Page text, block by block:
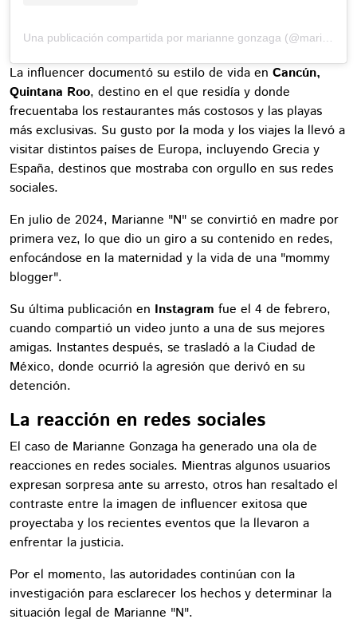
La influencer documentó su estilo de vida en Cancún,
Quintana Roo, destino en el que residía y donde
frecuentaba los restaurantes más costosos y las playas
más exclusivas. Su gusto por la moda y los viajes la llevó a
visitar distintos países de Europa, incluyendo Grecia y
España, destinos que mostraba con orgullo en sus redes
sociales.
En julio de 2024, Marianne "N" se convirtió en madre por
primera vez, lo que dio un giro a su contenido en redes,
enfocándose en la maternidad y la vida de una "mommy
blogger".
Su última publicación en Instagram fue el 4 de febrero,
cuando compartió un video junto a una de sus mejores
amigas. Instantes después, se trasladó a la Ciudad de
México, donde ocurrió la agresión que derivó en su
detención.
La reacción en redes sociales
El caso de Marianne Gonzaga ha generado una ola de
reacciones en redes sociales. Mientras algunos usuarios
expresan sorpresa ante su arresto, otros han resaltado el
contraste entre la imagen de influencer exitosa que
proyectaba y los recientes eventos que la llevaron a
enfrentar la justicia.
Por el momento, las autoridades continúan con la
investigación para esclarecer los hechos y determinar la
situación legal de Marianne "N".